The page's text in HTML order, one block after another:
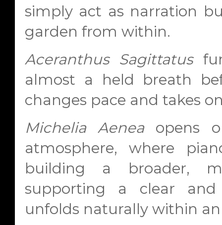
simply act as narration
garden from within.
Aceranthus Sagittatus
almost a held breath
changes pace and takes
Michelia Aeneaopens
atmosphere, where
building a broader,
supporting a clear and
unfolds naturally within